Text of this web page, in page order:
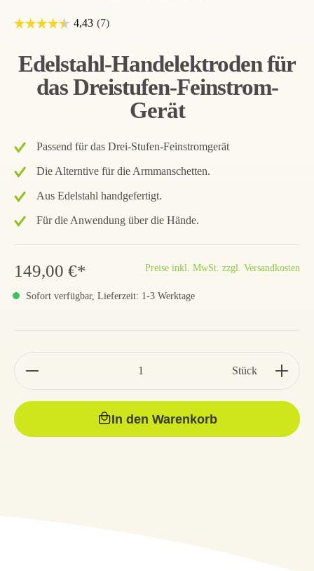
Edelstahl-Handelektroden für
das Dreistufen-Feinstrom-
Gerät
Passend für das Drei-Stufen-Feinstromgerät
Die Alterntive für die Armmanschetten.
Aus Edelstahl handgefertigt.
Für die Anwendung über die Hände.
149,00 €* Preise inkl. MwSt. zzgl. Versandkosten
Sofort verfügbar, Lieferzeit: 1-3 Werktage
Stück
In den Warenkorb